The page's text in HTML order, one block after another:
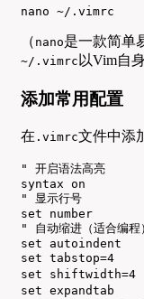
nano ~/.vimrc
（ nano是一款简单
~/.vimrc 以Vim自
添加常用配置
在 .vimrc文件中添
" 开启语法高亮
syntax on
" 显示行号
set number
" 自动缩进（适合编程
set autoindent
set tabstop=4
set shiftwidth=4  "
set expandtab     "